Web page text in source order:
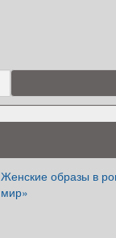
Женские образы в
мир»